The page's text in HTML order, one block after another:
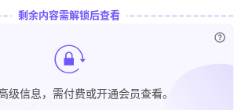
剩余内容需解锁后查看
级信息，需付费或开通会员查看。